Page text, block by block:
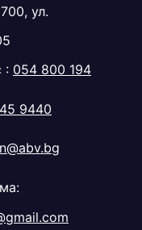
ул.
: 054 800 194
9440